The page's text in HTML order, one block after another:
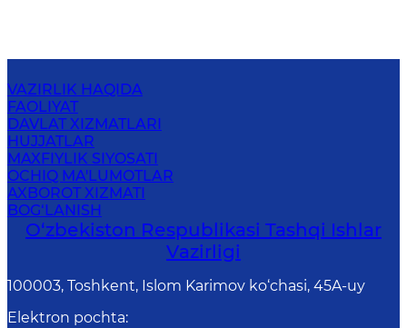
VAZIRLIK HAQIDA
FAOLIYAT
DAVLAT XIZMATLARI
HUJJATLAR
MAXFIYLIK SIYOSATI
OCHIQ MA'LUMOTLAR
AXBOROT XIZMATI
BOG‘LANISH
O‘zbеkistоn Rеspublikаsi Tashqi Ishlаr
Vаzirligi
100003, Toshkent, Islom Karimov ko‘chasi, 45A-uy
Elektron pochta: